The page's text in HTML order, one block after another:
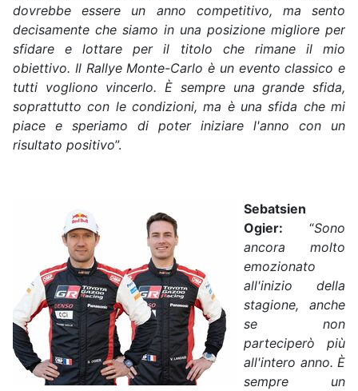
dovrebbe essere un anno competitivo, ma sento
decisamente che siamo in una posizione migliore per
sfidare e lottare per il titolo che rimane il mio
obiettivo. Il Rallye Monte-Carlo è un evento classico e
tutti vogliono vincerlo. È sempre una grande sfida,
soprattutto con le condizioni, ma è una sfida che mi
piace e speriamo di poter iniziare l'anno con un
risultato positivo”.
Sebatsien
Ogier: “Sono
ancora molto
emozionato
all'inizio della
stagione, anche
se non
parteciperò più
all'intero anno. È
sempre un